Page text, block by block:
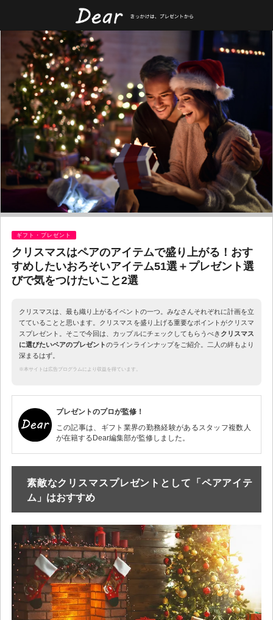
ギフト・プレゼント
クリスマスはペアのアイテムで盛り上がる！おす
すめしたいおろそいアイテム51選＋プレゼント選
びで気をつけたいこと2選
クリスマスは、最も織り上がるイベントの一つ。みなさんそれぞれに計画を立
てていることと思います。クリスマスを盛り上げる重要なポイントがクリスマ
スプレゼント。そこで今回は、カップルにチェックしてもらうべき クリスマス
に選びたいペアのプレゼントのラインラインナップをご紹介。二人の絆もより
深まるはず。
※本サイトは広告プログラムにより収益を得ています。
プレゼントのプロが監修！
この記事は、ギフト業界の勤務経験があるスタッフ複数人
が在籍するDear編集部が監修しました。
素敵なクリスマスプレゼントとして「ペアアイテ
ム」はおすすめ